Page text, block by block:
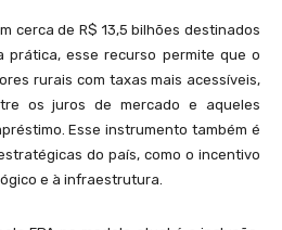
cerca de R$ 13,5 bilhões destinados
prática, esse recurso permite que o
rurais com taxas mais acessíveis,
os juros de mercado e aqueles
Esse instrumento também é
do país, como o incentivo
e à infraestrutura.